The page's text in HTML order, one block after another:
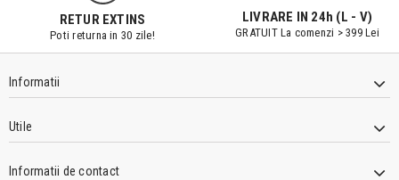
RETUR EXTINS
Poti returna in 30 zile!
LIVRARE IN 24h (L - V)
GRATUIT La comenzi > 399 Lei
Informatii
Utile
Informatii de contact